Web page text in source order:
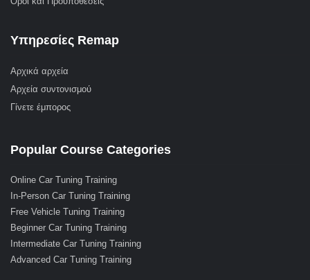
Υπηρεσίες Remap
Αρχικά αρχεία
Αρχεία συντονισμού
Γίνετε έμπορος
Popular Course Categories
Online Car Tuning Training
In-Person Car Tuning Training
Free Vehicle Tuning Training
Beginner Car Tuning Training
Intermediate Car Tuning Training
Advanced Car Tuning Training